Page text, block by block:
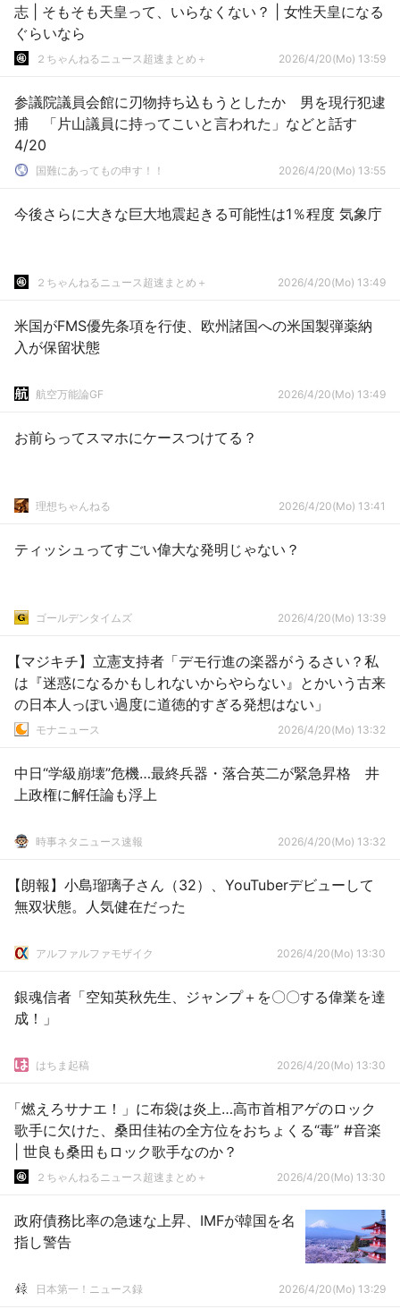
志 | そもそも天皇って、いらなくない？ | 女性天皇になる
ぐらいなら
２ちゃんねるニュース超速まとめ＋ 2026/4/20(Mo) 13:59
参議院議員会館に刃物持ち込もうとしたか 男を現行犯逮
捕 「片山議員に持ってこいと言われた」などと話す
4/20
国難にあってもの申す！！ 2026/4/20(Mo) 13:55
今後さらに大きな巨大地震起きる可能性は1％程度 気象庁
２ちゃんねるニュース超速まとめ＋ 2026/4/20(Mo) 13:49
米国がFMS優先条項を行使、欧州諸国への米国製弾薬納
入が保留状態
航空万能論GF 2026/4/20(Mo) 13:49
お前らってスマホにケースつけてる？
理想ちゃんねる 2026/4/20(Mo) 13:41
ティッシュってすごい偉大な発明じゃない？
ゴールデンタイムズ 2026/4/20(Mo) 13:39
【マジキチ】立憲支持者「デモ行進の楽器がうるさい？私
は『迷惑になるかもしれないからやらない』とかいう古来
の日本人っぽい過度に道徳的すぎる発想はない」
モナニュース 2026/4/20(Mo) 13:32
中日“学級崩壊”危機…最終兵器・落合英二が緊急昇格 井
上政権に解任論も浮上
時事ネタニュース速報 2026/4/20(Mo) 13:32
【朗報】小島瑠璃子さん（32）、YouTuberデビューして
無双状態。人気健在だった
アルファルファモザイク 2026/4/20(Mo) 13:30
銀魂信者「空知英秋先生、ジャンプ＋を〇〇する偉業を達
成！」
はちま起稿 2026/4/20(Mo) 13:30
「燃えろサナエ！」に布袋は炎上…高市首相アゲのロック
歌手に欠けた、桑田佳祐の全方位をおちょくる“毒” #音楽
| 世良も桑田もロック歌手なのか？
２ちゃんねるニュース超速まとめ＋ 2026/4/20(Mo) 13:30
政府債務比率の急速な上昇、IMFが韓国を名
指し警告
日本第一！ニュース録 2026/4/20(Mo) 13:29